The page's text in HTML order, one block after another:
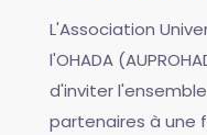
L'Association
l'OHADA
d'inviter
partenaires à une